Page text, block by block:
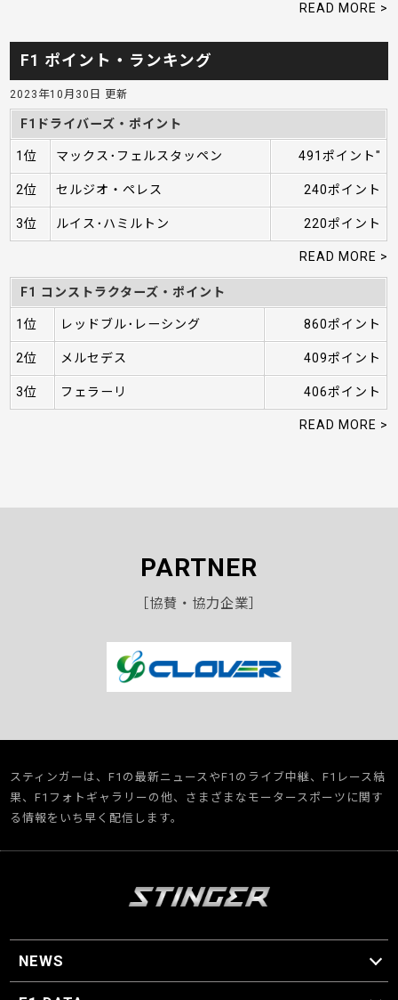
READ MORE >
F1 ポイント・ランキング
2023年10月30日 更新
F1ドライバーズ・ポイント
1位 マックス･フェルスタッペン 491ポイント"
2位 セルジオ・ペレス 240ポイント
3位 ルイス･ハミルトン 220ポイント
READ MORE >
F1 コンストラクターズ・ポイント
1位 レッドブル･レーシング 860ポイント
2位 メルセデス 409ポイント
3位 フェラーリ 406ポイント
READ MORE >
PARTNER
［協賛・協力企業］
スティンガーは、F1の最新ニュースやF1のライブ中継、F1レース結
果、F1フォトギャラリーの他、さまざまなモータースポーツに関す
る情報をいち早く配信します。
NEWS
F1 ニュース